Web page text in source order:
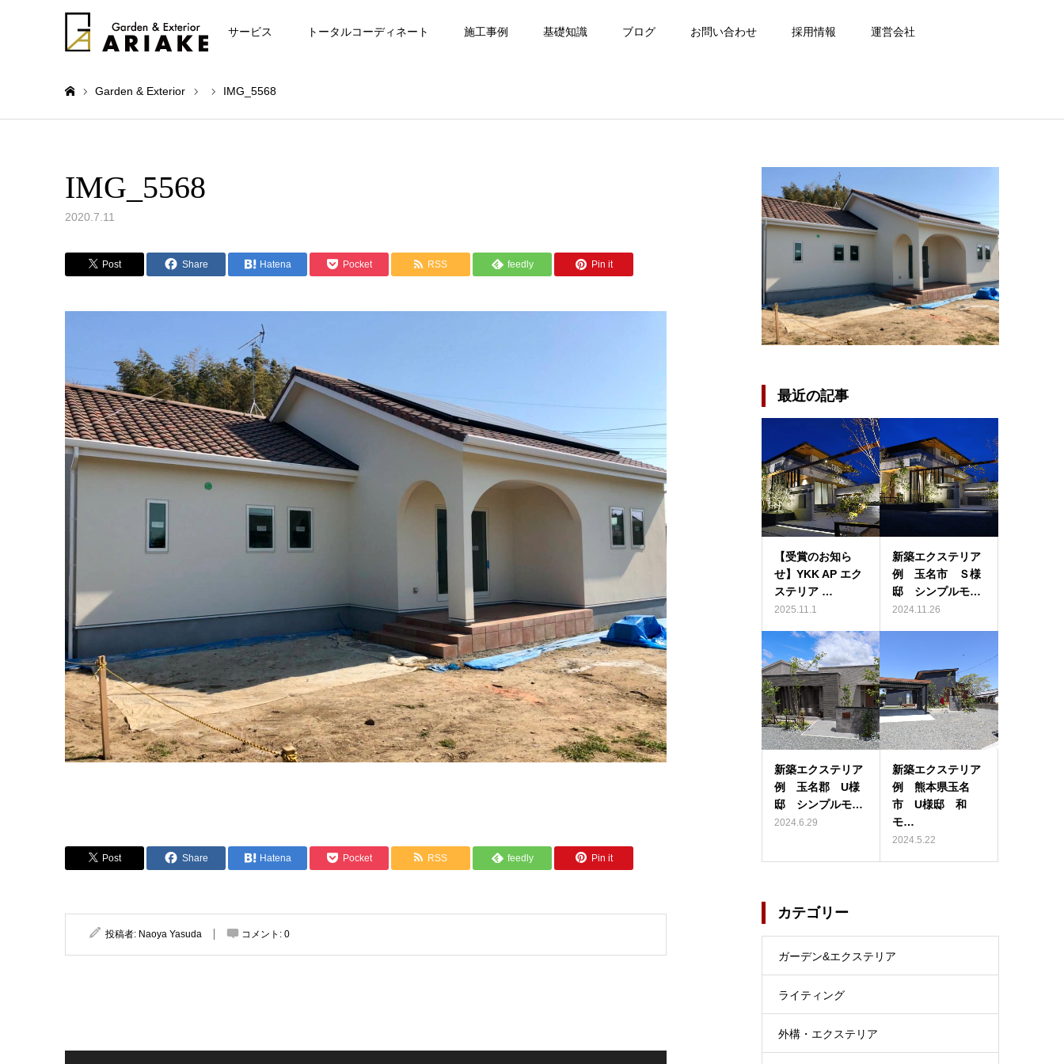
お知らせ サービス トータルコーディネート 施工事例 基礎知識 ブログ お問い合わせ 採用情報 運営会社
Garden & Exterior IMG_5568
IMG_5568
2020.7.11
Post Share Hatena Pocket RSS feedly Pin it
Post Share Hatena Pocket RSS feedly Pin it
投稿者: Naoya Yasuda コメント: 0
最近の記事
【受賞のお知ら
せ】YKK AP エク
ステリア …
2025.11.1
新築エクステリア
例 玉名市 Ｓ様
邸 シンプルモ…
2024.11.26
新築エクステリア
例 玉名郡 U様
邸 シンプルモ…
2024.6.29
新築エクステリア
例 熊本県玉名
市 U様邸 和
モ…
2024.5.22
カテゴリー
ガーデン&エクステリア
ライティング
外構・エクステリア